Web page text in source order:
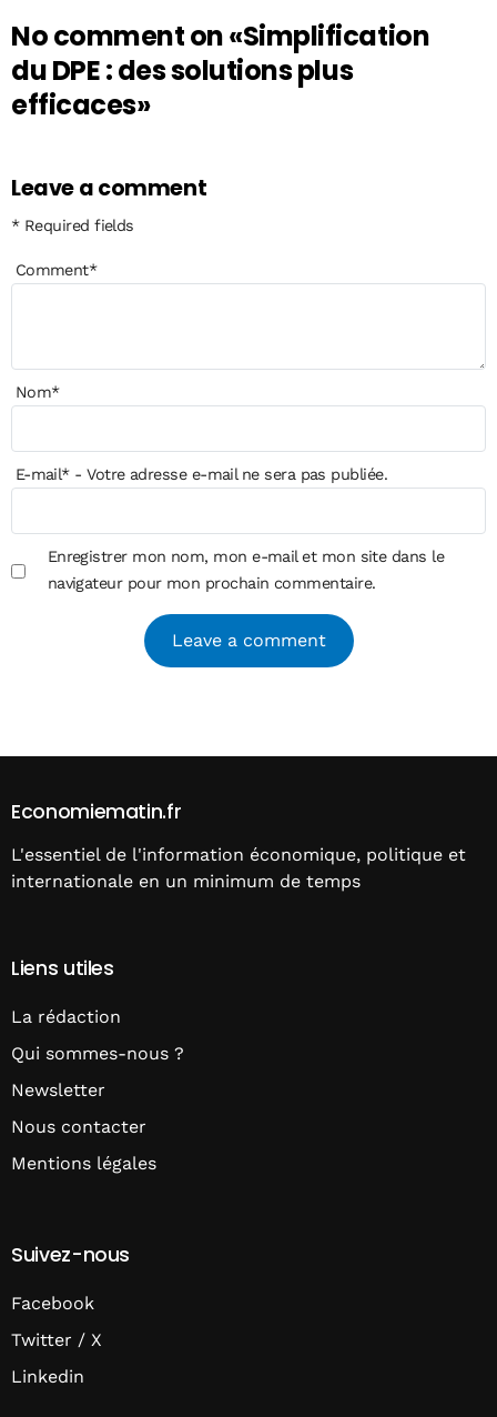
No comment on«Simplification
du DPE : des solutions plus
efficaces»
Leave a comment
* Required fields
Comment*
Nom*
E-mail*- Votre adresse e-mail ne sera pas publiée.
Enregistrer mon nom, mon e-mail et mon site dans le
navigateur pour mon prochain commentaire.
Economiematin.fr
L'essentiel de l'information économique, politique et
internationale en un minimum de temps
Liens utiles
La rédaction
Qui sommes-nous ?
Newsletter
Nous contacter
Mentions légales
Suivez-nous
Facebook
Twitter / X
Linkedin